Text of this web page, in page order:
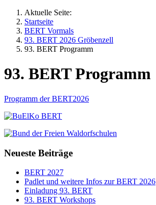
Aktuelle Seite:
Startseite
BERT Vormals
93. BERT 2026 Gröbenzell
93. BERT Programm
93. BERT Programm
Programm der BERT2026
Neueste Beiträge
BERT 2027
Padlet und weitere Infos zur BERT 2026
Einladung 93. BERT
93. BERT Workshops